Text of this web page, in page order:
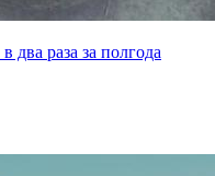
два раза за полгода